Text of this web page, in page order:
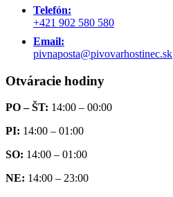
Telefón:
+421 902 580 580
Email:
pivnaposta@pivovarhostinec.sk
Otváracie hodiny
PO – ŠT: 14:00 – 00:00
PI: 14:00 – 01:00
SO: 14:00 – 01:00
NE: 14:00 – 23:00